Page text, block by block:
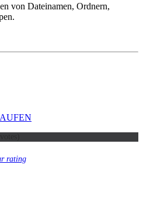
von Dateinamen, Ordnern,
rating